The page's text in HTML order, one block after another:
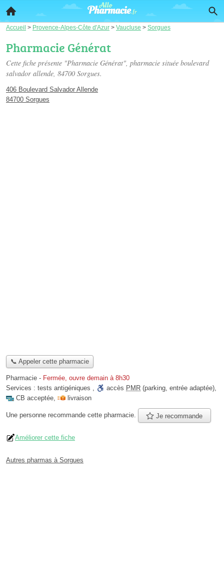
Accueil > Provence-Alpes-Côte d'Azur > Vaucluse > Sorgues
Pharmacie Générat
Cette fiche présente "Pharmacie Générat", pharmacie située boulevard
salvador allende, 84700 Sorgues.
406 Boulevard Salvador Allende
84700 Sorgues
📞 Appeler cette pharmacie
Pharmacie - Fermée, ouvre demain à 8h30
Services : tests antigéniques , accès PMR (parking, entrée adaptée),
CB acceptée, livraison
Une personne recommande cette pharmacie. Je recommande
Améliorer cette fiche
Autres pharmas à Sorgues